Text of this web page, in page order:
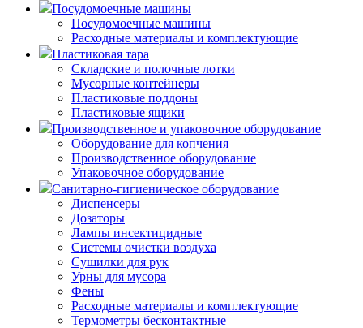
Посудомоечные машины
Посудомоечные машины
Расходные материалы и комплектующие
Пластиковая тара
Складские и полочные лотки
Мусорные контейнеры
Пластиковые поддоны
Пластиковые ящики
Производственное и упаковочное оборудование
Оборудование для копчения
Производственное оборудование
Упаковочное оборудование
Санитарно-гигиеническое оборудование
Диспенсеры
Дозаторы
Лампы инсектицидные
Системы очистки воздуха
Сушилки для рук
Урны для мусора
Фены
Расходные материалы и комплектующие
Термометры бесконтактные